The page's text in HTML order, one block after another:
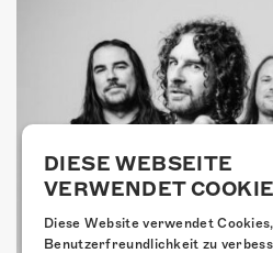
DIESE WEBSEITE
VERWENDET
Diese Website verwendet
Benutzerfreundlichkeit zu